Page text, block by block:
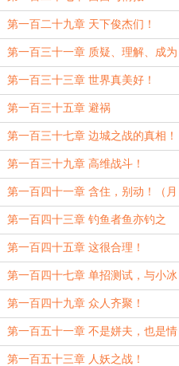
第一百二十九章 天下俊杰们！
第一百三十一章 质疑、理解、成为
（月票投满加更！）
第一百三十三章 世界真美好！
第一百三十五章 避祸
第一百三十七章 边城之战的真相！
第一百三十九章 高维战斗！
第一百四十一章 含住，别动！（月
票投满加更并求票！）
第一百四十三章 钓鱼者鱼亦钓之
第一百四十五章 这很合理！
第一百四十七章 单招测试，与小冰
同行！
第一百四十九章 众人齐聚！
第一百五十一章 不是姘夫，也是情
夫（上月月票补更！求票！）
第一百五十三章 人妖之战！